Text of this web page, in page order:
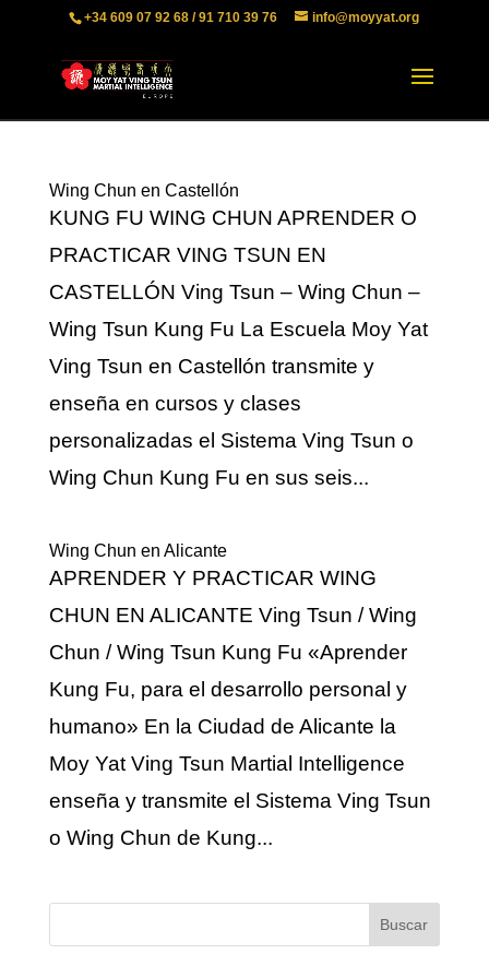
+34 609 07 92 68 / 91 710 39 76 info@moyyat.org
Wing Chun en Castellón
KUNG FU WING CHUN APRENDER O
PRACTICAR VING TSUN EN
CASTELLÓN Ving Tsun – Wing Chun –
Wing Tsun Kung Fu La Escuela Moy Yat
Ving Tsun en Castellón transmite y
enseña en cursos y clases
personalizadas el Sistema Ving Tsun o
Wing Chun Kung Fu en sus seis...
Wing Chun en Alicante
APRENDER Y PRACTICAR WING
CHUN EN ALICANTE Ving Tsun / Wing
Chun / Wing Tsun Kung Fu «Aprender
Kung Fu, para el desarrollo personal y
humano» En la Ciudad de Alicante la
Moy Yat Ving Tsun Martial Intelligence
enseña y transmite el Sistema Ving Tsun
o Wing Chun de Kung...
Buscar